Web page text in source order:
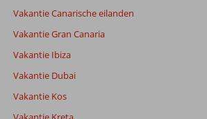
Alle
Vakantie Canarische eilanden
Vakantie Gran Canaria
Vakantie Ibiza
Vakantie Dubai
Vakantie Kos